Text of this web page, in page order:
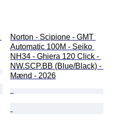
Norton - Scipione - GMT
Automatic 100M - Seiko
NH34 - Ghiera 120 Click -
NW.SCP.BB (Blue/Black) -
Mænd - 2026